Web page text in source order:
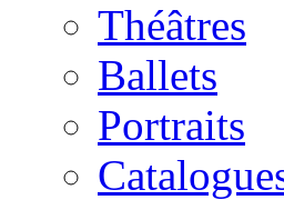
Théâtres
Ballets
Portraits